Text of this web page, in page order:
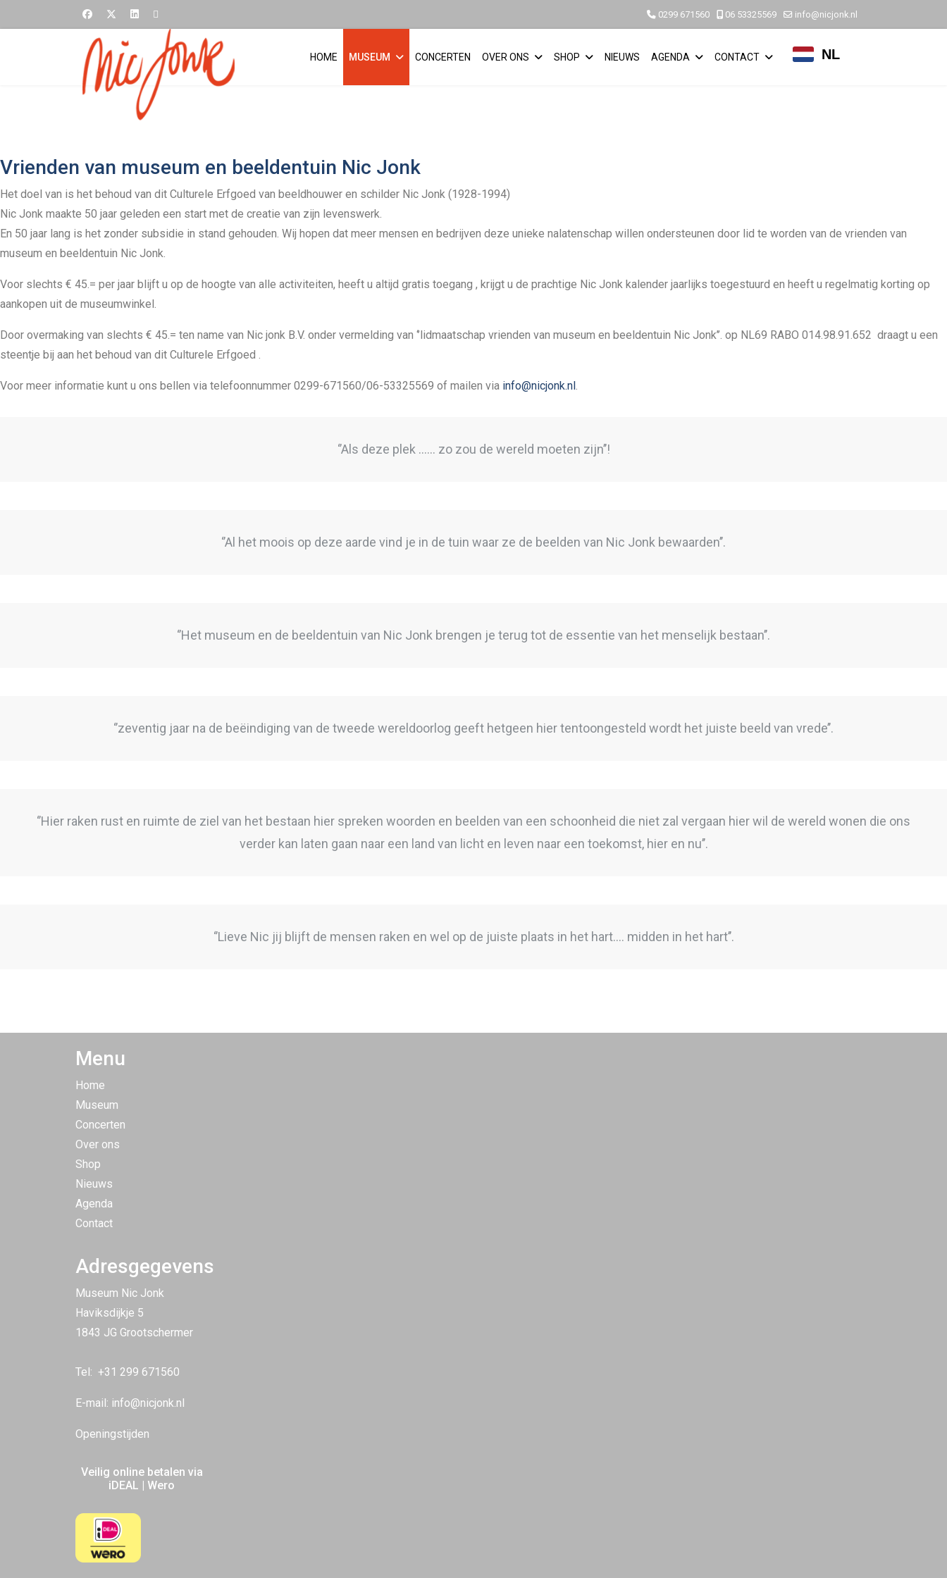
0299 671560 06 53325569 info@nicjonk.nl
HOME MUSEUM CONCERTEN OVER ONS SHOP NIEUWS AGENDA CONTACT NL
Vrienden van museum en beeldentuin Nic Jonk
Het doel van is het behoud van dit Culturele Erfgoed van beeldhouwer en schilder Nic Jonk (1928-1994)
Nic Jonk maakte 50 jaar geleden een start met de creatie van zijn levenswerk.
En 50 jaar lang is het zonder subsidie in stand gehouden. Wij hopen dat meer mensen en bedrijven deze unieke nalatenschap willen ondersteunen door lid te worden van de vrienden van
museum en beeldentuin Nic Jonk.
Voor slechts € 45.= per jaar blijft u op de hoogte van alle activiteiten, heeft u altijd gratis toegang , krijgt u de prachtige Nic Jonk kalender jaarlijks toegestuurd en heeft u regelmatig korting op
aankopen uit de museumwinkel.
Door overmaking van slechts € 45.= ten name van Nic jonk B.V. onder vermelding van ‘’lidmaatschap vrienden van museum en beeldentuin Nic Jonk’’. op NL69 RABO 014.98.91.652 draagt u een
steentje bij aan het behoud van dit Culturele Erfgoed .
Voor meer informatie kunt u ons bellen via telefoonnummer 0299-671560/06-53325569 of mailen via info@nicjonk.nl.
‘’Als deze plek ...... zo zou de wereld moeten zijn’’!
‘’Al het moois op deze aarde vind je in de tuin waar ze de beelden van Nic Jonk bewaarden’’.
‘’Het museum en de beeldentuin van Nic Jonk brengen je terug tot de essentie van het menselijk bestaan’’.
‘’zeventig jaar na de beëindiging van de tweede wereldoorlog geeft hetgeen hier tentoongesteld wordt het juiste beeld van vrede’’.
‘’Hier raken rust en ruimte de ziel van het bestaan hier spreken woorden en beelden van een schoonheid die niet zal vergaan hier wil de wereld wonen die ons
verder kan laten gaan naar een land van licht en leven naar een toekomst, hier en nu’’.
‘’Lieve Nic jij blijft de mensen raken en wel op de juiste plaats in het hart.... midden in het hart’’.
Menu
Home
Museum
Concerten
Over ons
Shop
Nieuws
Agenda
Contact
Adresgegevens
Museum Nic Jonk
Haviksdijkje 5
1843 JG Grootschermer
Tel: +31 299 671560
E-mail: info@nicjonk.nl
Openingstijden
Veilig online betalen via
iDEAL | Wero